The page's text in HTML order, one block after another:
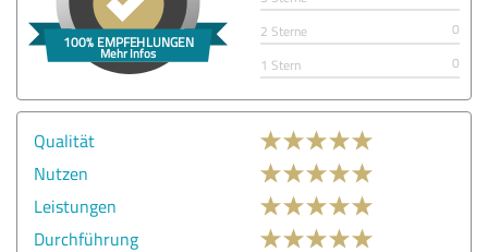
2 Sterne
0
1 Stern
0
Qualität
Nutzen
Leistungen
Durchführung